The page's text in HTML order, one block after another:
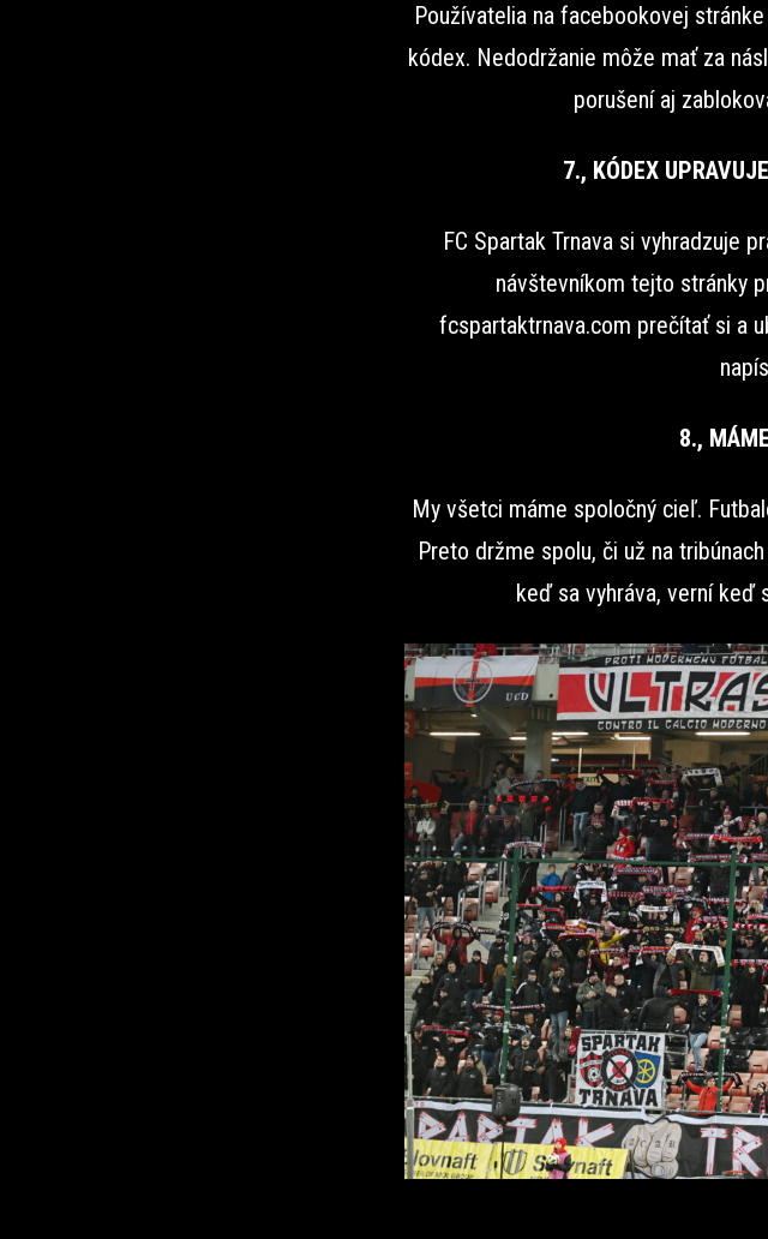
Používatelia na facebookovej
kódex. Nedodržanie môže mať za
porušení aj
7., KÓDEX
FC Spartak Trnava si vyhradzuje
návštevníkom tejto stránky
fcspartaktrnava.com prečítať si a
8.,
My všetci máme spoločný cieľ.
Preto držme spolu, či už na
keď sa vyhráva, verní keď